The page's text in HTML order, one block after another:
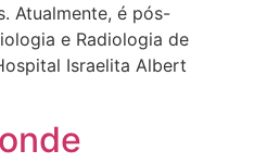
Atualmente, é pós-
e Radiologia de
Israelita Albert